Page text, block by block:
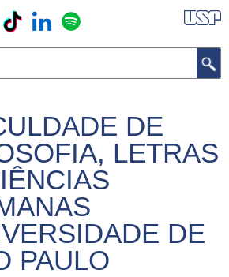
DE
LETRAS
DE
PAULO